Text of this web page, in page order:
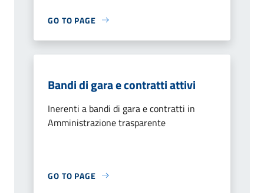
GO TO PAGE
Bandi di gara e contratti attivi
Inerenti a bandi di gara e contratti in
Amministrazione trasparente
GO TO PAGE